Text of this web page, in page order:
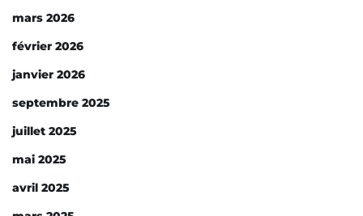
mars 2026
février 2026
janvier 2026
septembre 2025
juillet 2025
mai 2025
avril 2025